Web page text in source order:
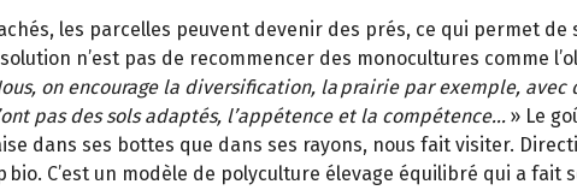
les parcelles peuvent devenir des prés, ce qui permet
n’est pas de recommencer des monocultures comme
on encourage la diversification, laprairie par exemple, avec
pas des sols adaptés, l’appétence et la compétence… » Le
dans ses bottes que dans ses rayons, nous fait visiter.
bio. C’est un modèle de polyculture élevage équilibré qui a fait